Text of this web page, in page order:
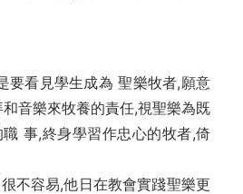
要看見學生成為 聖樂牧者,願意
音樂來牧養的責任,視聖樂為既
事,終身學習作忠心的牧者,倚
不容易,他日在教會實踐聖樂更